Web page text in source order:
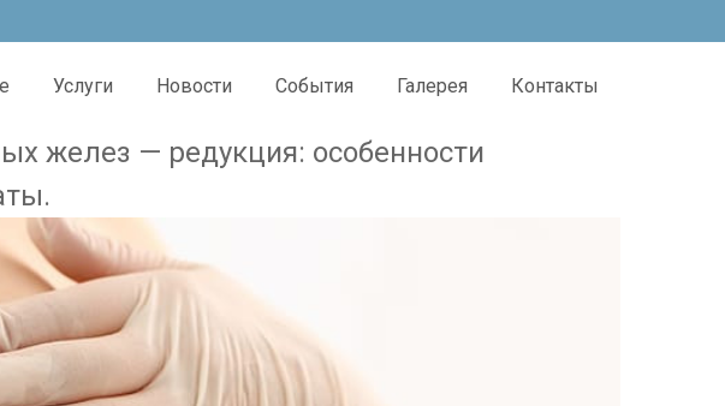
Услуги Новости События Галерея Контакты
желез — редукция: особенности